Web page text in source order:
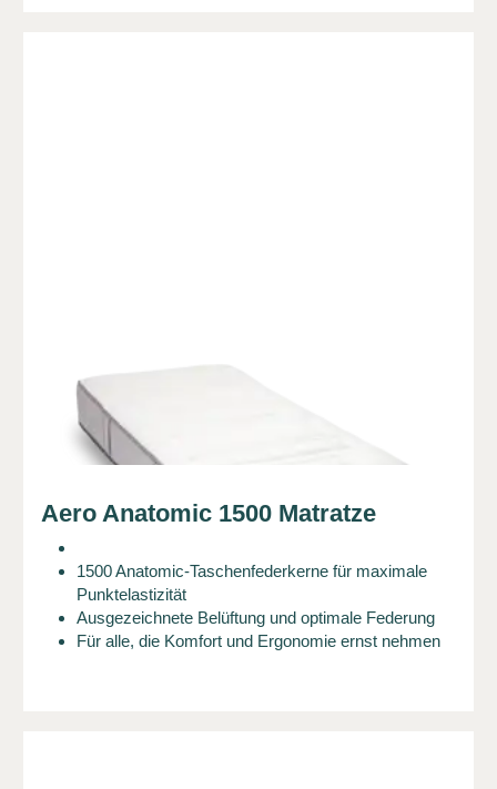
Aero Anatomic 1500 Matratze
1500 Anatomic-Taschenfederkerne für maximale
Punktelastizität
Ausgezeichnete Belüftung und optimale Federung
Für alle, die Komfort und Ergonomie ernst nehmen